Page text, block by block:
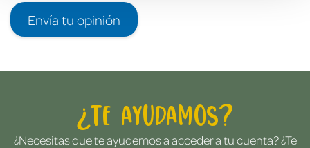
Envía tu opinión
¿Te ayudamos?
¿Necesitas que te ayudemos a acceder a tu cuenta? ¿Te